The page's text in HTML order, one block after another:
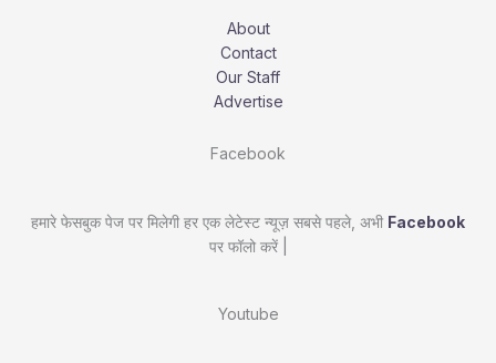
About
Contact
Our Staff
Advertise
Facebook
हमारे फेसबुक पेज पर मिलेगी हर एक लेटेस्ट न्यूज़ सबसे पहले, अभी Facebook
पर फॉलो करें |
Youtube